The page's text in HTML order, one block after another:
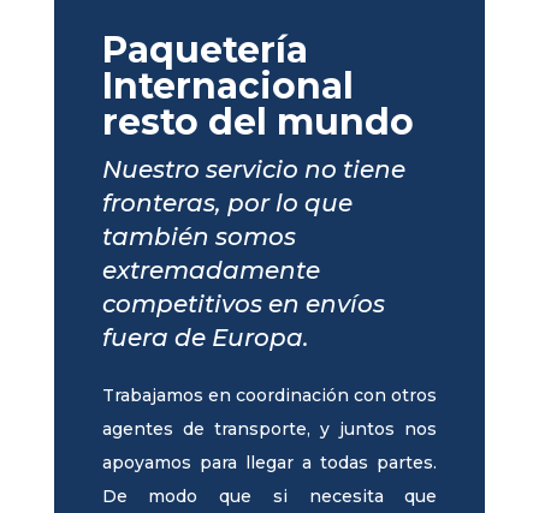
Paquetería
Internacional
resto del mundo
Nuestro servicio no tiene
fronteras, por lo que
también somos
extremadamente
competitivos en envíos
fuera de Europa.
Trabajamos en coordinación con otros
agentes de transporte, y juntos nos
apoyamos para llegar a todas partes.
De modo que si necesita que